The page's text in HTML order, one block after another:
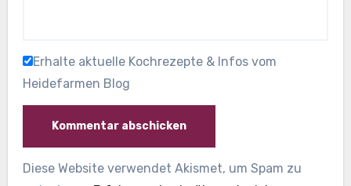
Erhalte aktuelle Kochrezepte & Infos vom
Heidefarmen Blog
Diese Website verwendet Akismet, um Spam zu